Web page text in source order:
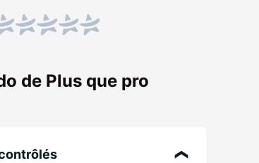
de Plus que pro